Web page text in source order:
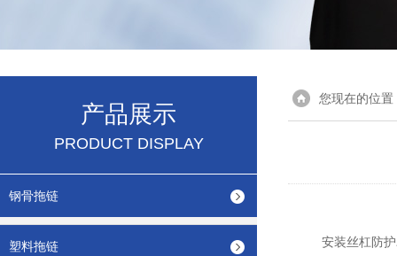
产品展示
PRODUCT DISPLAY
钢骨拖链
塑料拖链
您现在的位置
安装丝杠防